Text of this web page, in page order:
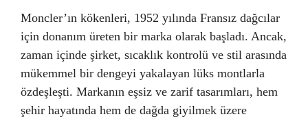
Moncler’ın kökenleri, 1952 yılında Fransız dağcılar
için donanım üreten bir marka olarak başladı. Ancak,
zaman içinde şirket, sıcaklık kontrolü ve stil arasında
mükemmel bir dengeyi yakalayan lüks montlarla
özdeşleşti. Markanın eşsiz ve zarif tasarımları, hem
şehir hayatında hem de dağda giyilmek üzere